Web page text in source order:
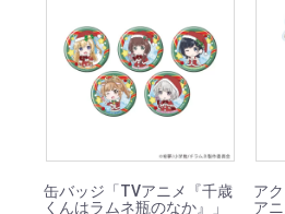
缶バッジ「TVアニメ『千歳
くんはラムネ瓶のなか』」
ア
ア